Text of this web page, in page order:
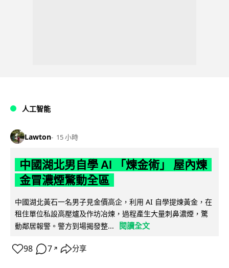
人工智能
Lawton 15 小時
中國湖北男自學 AI 「煉金術」 屋內煉
金冒濃煙驚動全區
中國湖北黃石一名男子見金價高企，利用 AI 自學提煉黃金，在
租住單位私設高壓爐及作坊冶煉，過程產生大量刺鼻濃煙，驚
動鄰居報警。警方到場揭發整...
閱讀全文
98 7 ↗ 分享